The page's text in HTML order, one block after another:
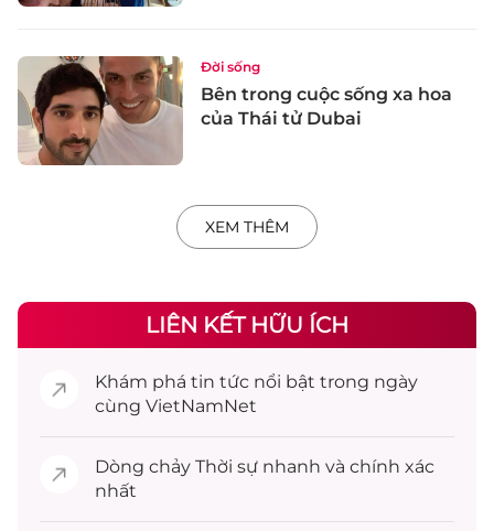
Đời sống
Bên trong cuộc sống xa hoa
của Thái tử Dubai
XEM THÊM
LIÊN KẾT HỮU ÍCH
Khám phá tin tức nổi bật trong ngày
cùng VietNamNet
Dòng chảy Thời sự nhanh và chính xác
nhất